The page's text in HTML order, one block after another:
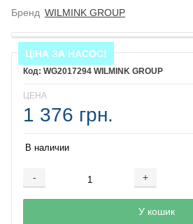
Бренд WILMINK GROUP
ЦІНА ЗА НАСОС!
WG2017294 WILMINK GROUP
ЦЕНА
1 376 грн.
В наличии
- +
Добавляется...
У кошик
Добавлен